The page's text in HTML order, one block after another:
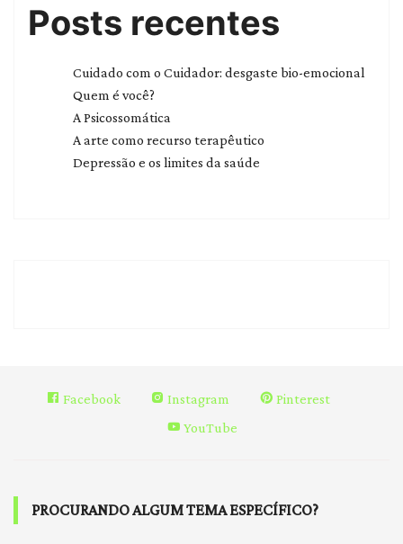
Posts recentes
Cuidado com o Cuidador: desgaste bio-emocional
Quem é você?
A Psicossomática
A arte como recurso terapêutico
Depressão e os limites da saúde
Facebook Instagram
Pinterest
YouTube
PROCURANDO ALGUM TEMA ESPECÍFICO?